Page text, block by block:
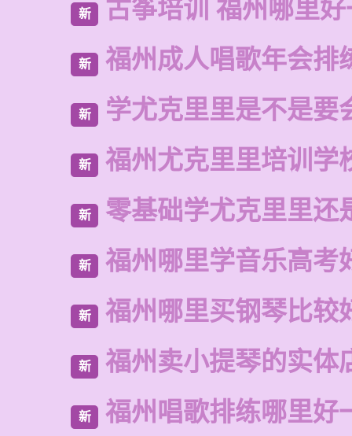
新 古筝培训 福州哪里
新 福州成人唱歌年会排
新 学尤克里里是不是要
新 福州尤克里里培训学
新 零基础学尤克里里还
新 福州哪里学音乐高考
新 福州哪里买钢琴比较
新 福州卖小提琴的实体
新 福州唱歌排练哪里好